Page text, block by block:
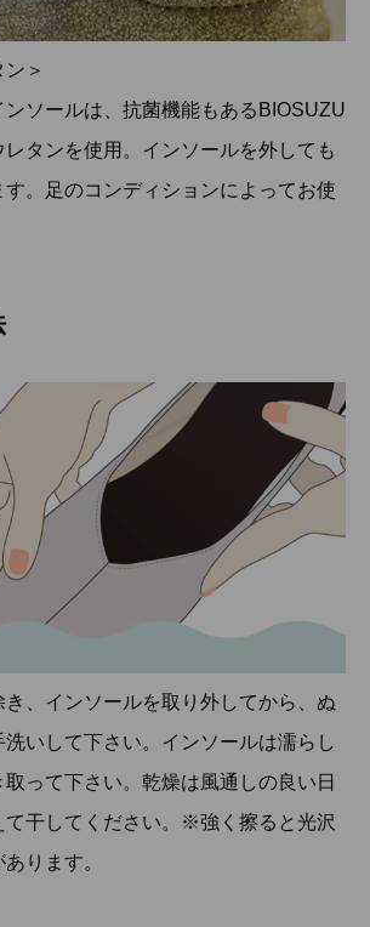
＞
ソールは、抗菌機能もあるBIOSUZU
タンを使用。インソールを外しても
。足のコンディションによってお使
、インソールを取り外してから、ぬ
洗いして下さい。インソールは濡らし
って下さい。乾燥は風通しの良い日
て干してください。※強く擦ると光沢
ります。